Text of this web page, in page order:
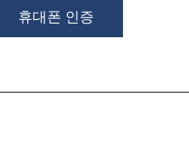
휴대폰 인증